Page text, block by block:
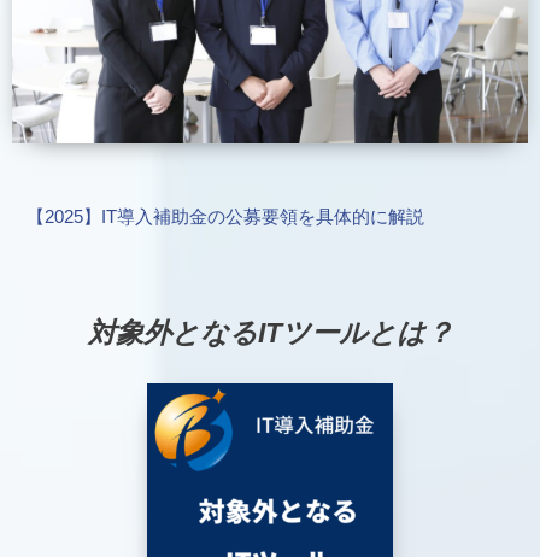
【2025】IT導入補助金の公募要領を具体的に解説
対象外となるITツールとは？